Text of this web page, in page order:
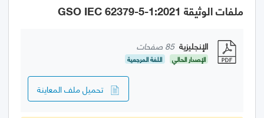
ملفات الوثيقة GSO IEC 62379-5-1:2021
الإنجليزية 85 صفحات
الإصدار الحالي اللغة المرجعية
تحميل ملف المعاينة